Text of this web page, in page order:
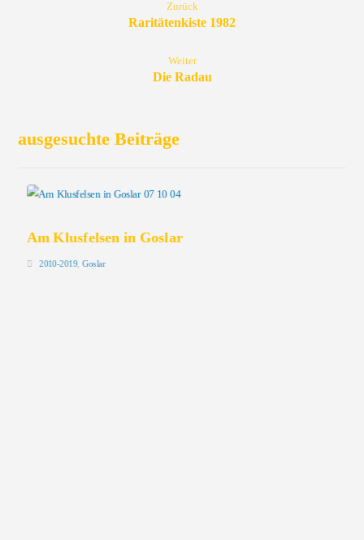
Zurück
Raritätenkiste 1982
Weiter
Die Radau
ausgesuchte Beiträge
Am Klusfelsen in Goslar
2010-2019,Goslar